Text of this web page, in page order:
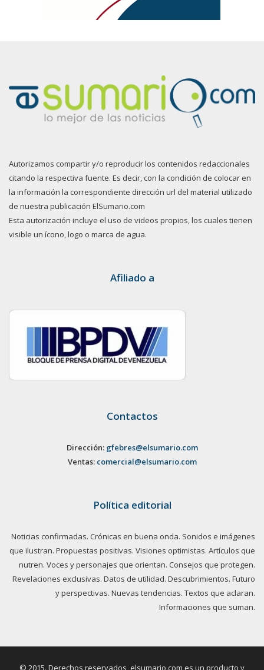
Autorizamos compartir y/o reproducir los contenidos redaccionales
citando la respectiva fuente. Es decir, con la condición de colocar en
la información la correspondiente dirección url del material utilizado
de nuestra publicación ElSumario.com
Esta autorización incluye el uso de videos propios, los cuales tienen
visible un ícono, logo o marca de agua.
Afiliado a
Contactos
Dirección: gfebres@elsumario.com
Ventas: comercial@elsumario.com
Política editorial
Noticias confirmadas. Crónicas en buena onda. Sonidos e imágenes
que ilustran. Propuestas positivas. Visiones optimistas. Artículos que
nutren. Voces y personajes que orientan. Consejos que protegen.
Revelaciones exclusivas. Datos de utilidad. Descubrimientos. Futuro
y perspectivas. Nuevas tendencias. Textos que aclaran.
Informaciones que suman.
© 2015. Derechos reservados, elsumario.com es un producto y